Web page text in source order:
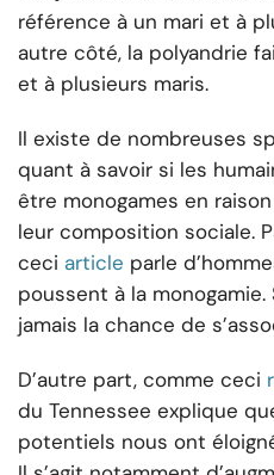
référence à un mari et à
autre côté, la polyandrie
et à plusieurs maris.
Il existe de nombreuses
quant à savoir si les
être monogames en
leur composition sociale.
ceci article parle
poussent à la monogamie.
jamais la chance de
D’autre part, comme ceci
du Tennessee explique
potentiels nous ont